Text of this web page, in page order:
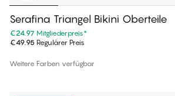
Serafina Triangel Bikini Oberteile
€24.97 Mitgliederpreis*
€49.95 Regulärer Preis
Weitere Farben verfügbar